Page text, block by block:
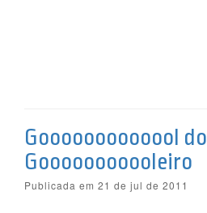
Gooooooooooool do
Gooooooooooleiro
Publicada em 21 de jul de 2011